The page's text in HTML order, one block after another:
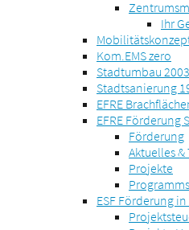
Ihr
Kom.EMS zero
Stadtumbau
Stadtsanierung
EFRE
EFRE Förderung
Förderung
Aktuelles
Projekte
ESF Förderung